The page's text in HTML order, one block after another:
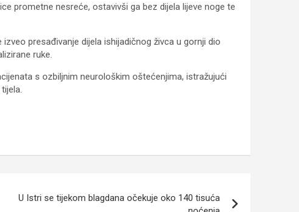
prometne nesreće, ostavivši ga bez dijela lijeve noge te
presađivanje dijela ishijadičnog živca u gornji dio
ruke.
s ozbiljnim neurološkim oštećenjima, istražujući
U Istri se tijekom blagdana očekuje oko 140 tisuća